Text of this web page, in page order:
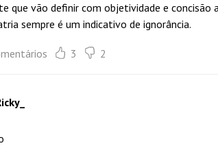
que vão definir com objetividade e concisão
sempre é um indicativo de ignorância.
3 2